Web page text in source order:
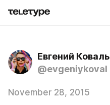
Евгений Коваль
@evgeniykoval
November 28, 2015